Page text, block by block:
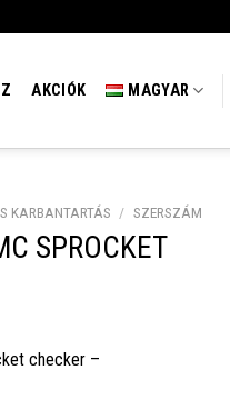
AKCIÓK MAGYAR
KARBANTARTÁS / SZERSZÁM
SPROCKET
checker –